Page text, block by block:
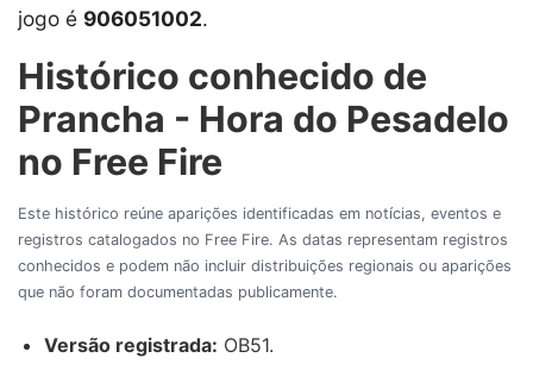
jogo é 906051002.
Histórico conhecido de
Prancha - Hora do Pesadelo
no Free Fire
Este histórico reúne aparições identificadas em notícias, eventos e
registros catalogados no Free Fire. As datas representam registros
conhecidos e podem não incluir distribuições regionais ou aparições
que não foram documentadas publicamente.
Versão registrada: OB51.